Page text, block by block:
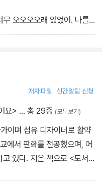
, 대출기간을 잊으면서까지
해지고, 비벌리만큼 공룡에
이용하는 방법에 관한 모든
다. 책을 통해 새로운 지식을
어 준다는 것을.
오오오오래 있었어. 나를
에 나와 있단 말이야!'
대 끝에 앉아 있었어요.
. 델 선생님은 벌금으로 내
가기 싫어요!'
저자파일 신간알림 신청
요> … 총 29종 (모두보기)
이며 섬유 디자이너로 활약
에서 판화를 전공했으며, 어
있다. 지은 책으로 <도서관